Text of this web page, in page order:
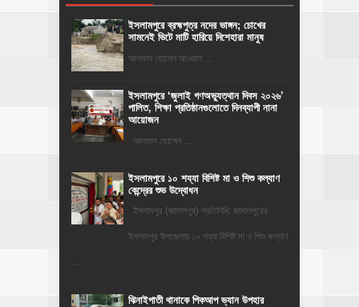
ইসলামপুরে ব্রহ্মপুত্র নদের ভাঙ্গন; চোখের
সামনেই ভিটে মাটি হারিয়ে দিশেহারা মানুষ
আলমাস হোসেন আওয়াল ...
‎ইসলামপুরে ‘জুলাই গণঅভ্যুত্থান দিবস ২০২৬’
পালিত, শিক্ষা প্রতিষ্ঠানগুলোতে দিনব্যাপী নানা
আয়োজন
‎​আলমাস হোসেন ...
ইসলামপুরে ১০ শয্যা বিশিষ্ট মা ও শিশু কল্যাণ
কেন্দ্রের শুভ উদ্বোধন
ইসলামপুর (জামালপুর) প্রতিনিধি: জামালপুরের
ইসলামপুর উপজেলায় ১০ শয্যা বিশিষ্ট মা ও শিশু কল্যাণ
...
ঝিনাইগাতী থানাকে পিকআপ ভ্যান উপহার